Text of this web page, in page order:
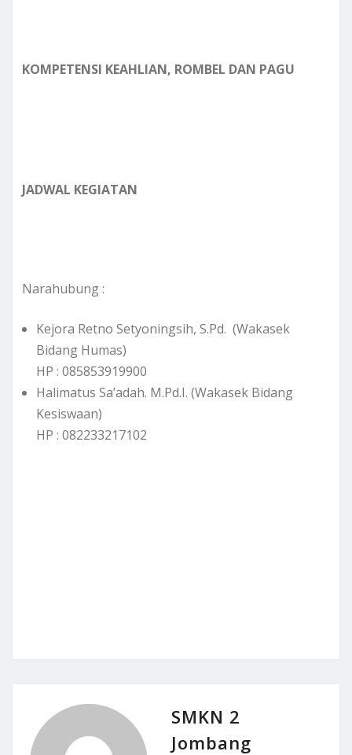
KOMPETENSI KEAHLIAN, ROMBEL DAN PAGU
JADWAL KEGIATAN
Narahubung :
Kejora Retno Setyoningsih, S.Pd. (Wakasek
Bidang Humas)
HP : 085853919900
Halimatus Sa’adah. M.Pd.I. (Wakasek Bidang
Kesiswaan)
HP : 082233217102
SMKN 2
Jombang